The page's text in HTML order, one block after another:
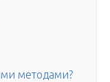
методами?